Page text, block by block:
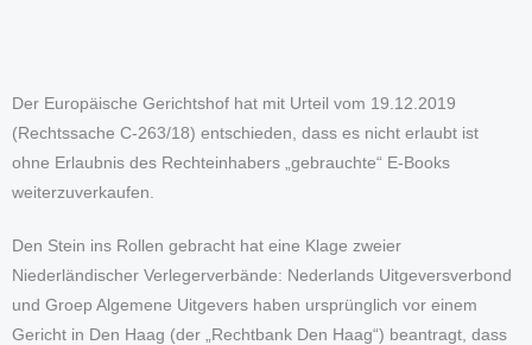
Der Europäische Gerichtshof hat mit Urteil vom 19.12.2019
(Rechtssache C-263/18) entschieden, dass es nicht erlaubt ist
ohne Erlaubnis des Rechteinhabers „gebrauchte“ E-Books
weiterzuverkaufen.
Den Stein ins Rollen gebracht hat eine Klage zweier
Niederländischer Verlegerverbände: Nederlands Uitgeversverbond
und Groep Algemene Uitgevers haben ursprünglich vor einem
Gericht in Den Haag (der „Rechtbank Den Haag“) beantragt, dass